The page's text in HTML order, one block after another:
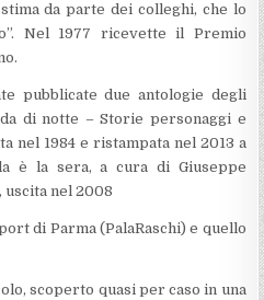
da parte dei colleghi, che lo
Nel 1977 ricevette il Premio
pubblicate due antologie degli
di notte – Storie personaggi e
nel 1984 e ristampata nel 2013 a
è la sera, a cura di Giuseppe
uscita nel 2008
di Parma (PalaRaschi) e quello
scoperto quasi per caso in una